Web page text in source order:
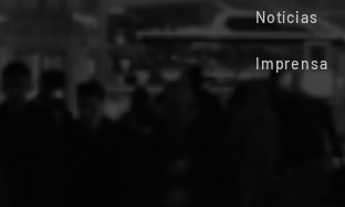
Notícias
Imprensa